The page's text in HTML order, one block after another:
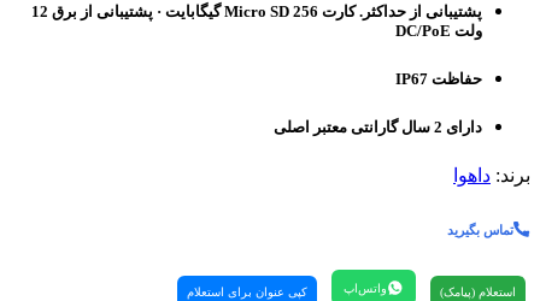
پشتیبانی از حداکثر. کارت Micro SD 256 گیگابایت · پشتیبانی از برق 12
ولت DC/PoE
حفاظت IP67
دارای 2 سال گارانتی معتبر اصلی
برند: داهوا
تماس بگیرید
استعلام (پیامک) واتس‌اپ کپی عنوان برای استعلام